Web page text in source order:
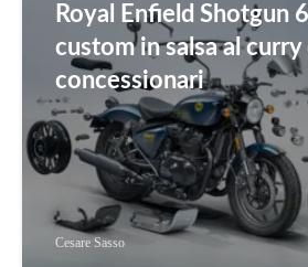
Royal Enfield Shotgun
custom in salsa al curry
concessionari
Cesare Sasso